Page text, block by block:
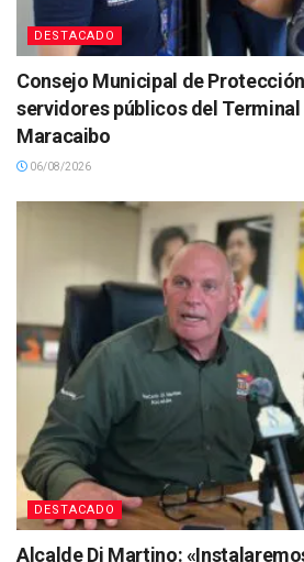
DESTACADO
Consejo Municipal de
servidores públicos del Terminal
Maracaibo
06/08/2026
DESTACADO
Alcalde Di Martino: